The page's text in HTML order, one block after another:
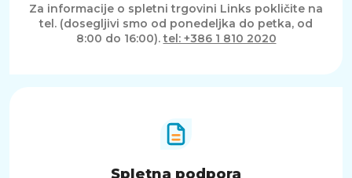
Za informacije o spletni trgovini Links pokličite na
tel. (dosegljivi smo od ponedeljka do petka, od
8:00 do 16:00).tel: +386 1 810 2020
Spletna podpora